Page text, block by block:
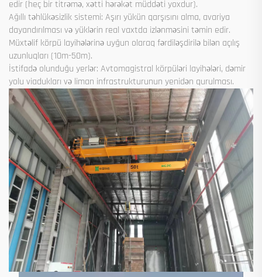
edir (heç bir titrəmə, xətti hərəkət müddəti yoxdur).
Ağıllı təhlükəsizlik sistemi: Aşırı yükün qarşısını alma, avariya
dayandırılması və yüklərin real vaxtda izlənməsini təmin edir.
Müxtəlif körpü layihələrinə uyğun olaraq fərdiləşdirilə bilən açılış
uzunluqları (10m-50m).
İstifadə olunduğu yerlər: Avtomagistral körpüləri layihələri, dəmir
yolu viadukları və liman infrastrukturunun yenidən qurulması.